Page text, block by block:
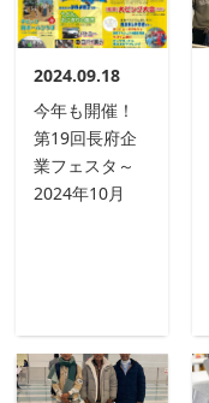
2024.09.18
今年も開催！
第19回長府企
業フェスタ～
2024年10月